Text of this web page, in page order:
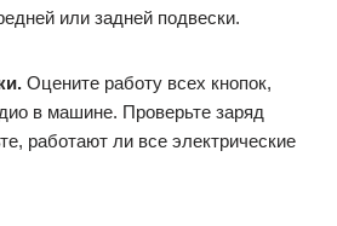
или задней подвески.
Оцените работу всех кнопок,
в машине. Проверьте заряд
работают ли все электрические